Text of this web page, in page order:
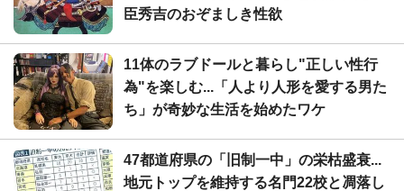
臣秀吉のおぞましき性欲
11体のラブドールと暮らし"正しい性行
為"を楽しむ...「人より人形を愛する男た
ち」が奇妙な生活を始めたワケ
47都道府県の「旧制一中」の栄枯盛衰...
地元トップを維持する名門22校と凋落し